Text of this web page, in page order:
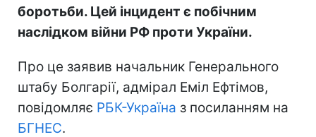
боротьби. Цей інцидент є побічним
наслідком війни РФ проти України.
Про це заявив начальник Генерального
штабу Болгарії, адмірал Еміл Ефтімов,
повідомляє РБК-Україна з посиланням на
БГНЕС.